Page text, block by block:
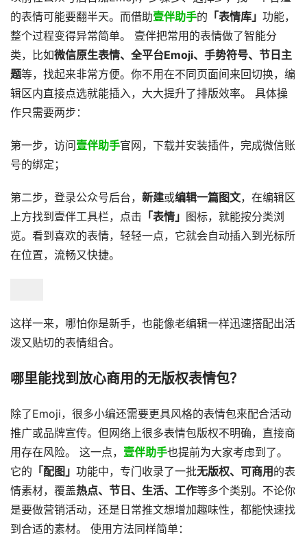
的表情可能要翻半天。而借助壹伴助手的 「表情库」 功能，
整个过程变得异常简单。 壹伴把常用的表情做了智能分
类，比如微信原生表情、全平台Emoji、手势符号、节日主
题等，找起来非常方便。你不用在不同页面间来回切换，编
辑区内直接点选就能插入，大大提升了排版效率。 具体操
作只需要两步：
第一步，访问壹伴助手官网，下载并安装插件，完成微信账
号的绑定；
第二步，登录公众号后台， 新建或编辑一篇图文，在编辑区
上方找到壹伴工具栏，点击 「表情」 图标，就能按分类浏
览。看到喜欢的表情，轻轻一点，它就会自动插入到光标所
在位置，流畅又快捷。
这样一来，哪怕你是新手，也能像老编辑一样迅速搭配出活
泼又贴切的表情组合。
哪里能找到放心商用的无版权表情包？
除了Emoji，很多小编还需要更具风格的表情包来配合活动
推广或品牌宣传。但网络上很多表情包版权不明确，直接商
用存在风险。 这一点， 壹伴助手也提前为大家考虑到了。
它的 「配图」 功能中，专门收录了一批无版权、可商用 的表
情素材，覆盖热点、节日、生活、工作等多个类别。不论你
是要做营销活动，还是日常推文想增加趣味性，都能快速找
到合适的素材。 使用方法同样简单：